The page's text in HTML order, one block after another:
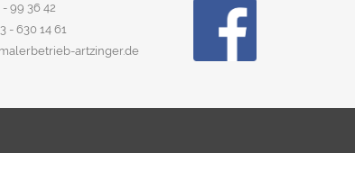
99 36 42
- 630 14 61
artzinger.de